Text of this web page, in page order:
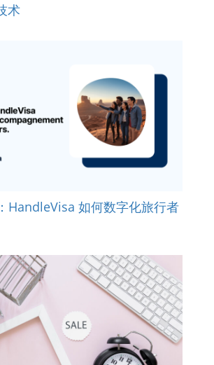
术
HandleVisa 如何数字化旅行者